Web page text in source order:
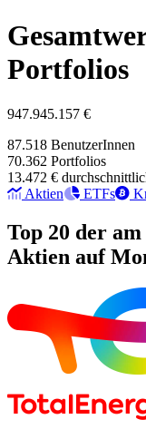
Portfolios
947.945.157 €
87.518 BenutzerInnen
70.362 Portfolios
13.472 €
Aktien
ETFs
Top 20 der
Aktien auf